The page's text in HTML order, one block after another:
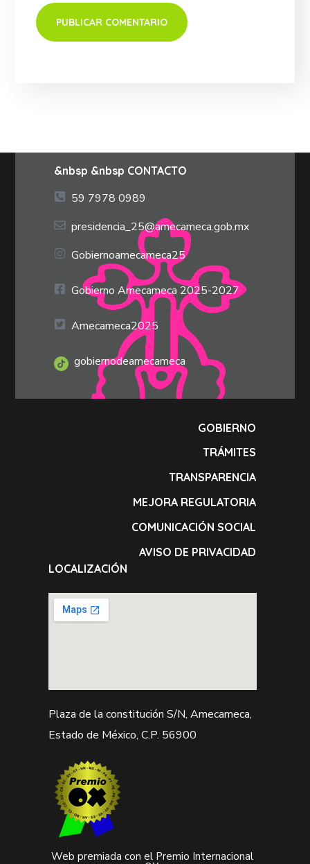
&nbsp &nbsp CONTACTO
59 7978 0989
presidencia_25@amecameca.gob.mx
Gobiernoamecameca25
Gobierno Amecameca 2025-2027
Amecameca2025
gobiernodeamecameca
GOBIERNO
TRÁMITES
TRANSPARENCIA
MEJORA REGULATORIA
COMUNICACIÓN SOCIAL
AVISO DE PRIVACIDAD
LOCALIZACIÓN
Plaza de la constitución S/N, Amecameca,
Estado de México, C.P. 56900
Web premiada con el Premio Internacional